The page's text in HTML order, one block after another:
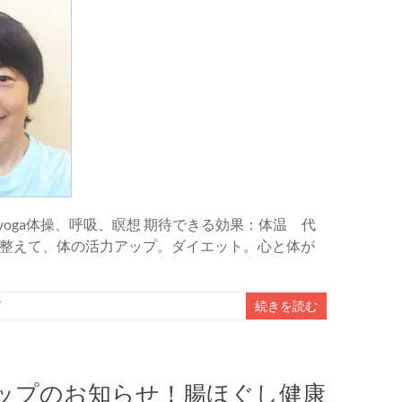
体操、呼吸、瞑想 期待できる効果：体温 代
て、体の活力アップ。ダイエット。心と体が
続きを読む
プのお知らせ！腸ほぐし健康